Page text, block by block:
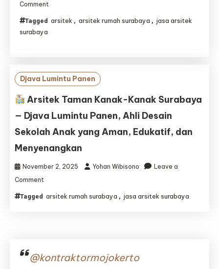
Comment
Bangunan
Ruang
Berkumpul
yang
Inspiratif
Bersama
Lumintu
Panen
Tagged arsitek , arsitek rumah surabaya , jasa arsitek
surabaya
Djava Lumintu Panen
Arsitek Taman Kanak-Kanak Surabaya
— Djava Lumintu Panen, Ahli Desain
Sekolah Anak yang Aman, Edukatif, dan
Menyenangkan
November 2, 2025 Yohan Wibisono
Leave a
Comment
Arsitek
Djava
Tagged arsitek rumah surabaya , jasa arsitek surabaya
@kontraktormojokerto